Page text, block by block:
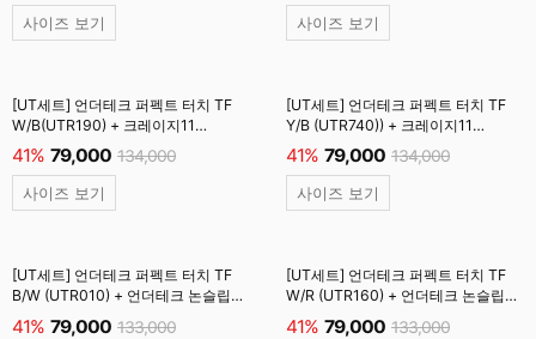
사이즈 보기 사이즈 보기
[UT세트] 언더테크 퍼펙트 터치 TF
W/B(UTR190) + 크레이지11
시그니처 짐쌕 (CY011) #
41% 79,000 134,000
사이즈 보기
[UT세트] 언더테크 퍼펙트 터치 TF
Y/B (UTR740)) + 크레이지11
시그니처 짐쌕 (CY011) #
41% 79,000 134,000
사이즈 보기
[UT세트] 언더테크 퍼펙트 터치 TF
B/W (UTR010) + 언더테크 논슬립
카프 삭스 (UTG802) 양말 #
41% 79,000 133,000
[UT세트] 언더테크 퍼펙트 터치 TF
W/R (UTR160) + 언더테크 논슬립
카프 삭스 (UTG802) 양말 #
41% 79,000 133,000